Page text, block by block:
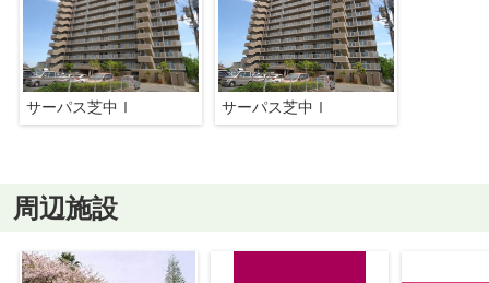
サーパス芝中Ⅰ サーパス芝中Ⅰ
周辺施設